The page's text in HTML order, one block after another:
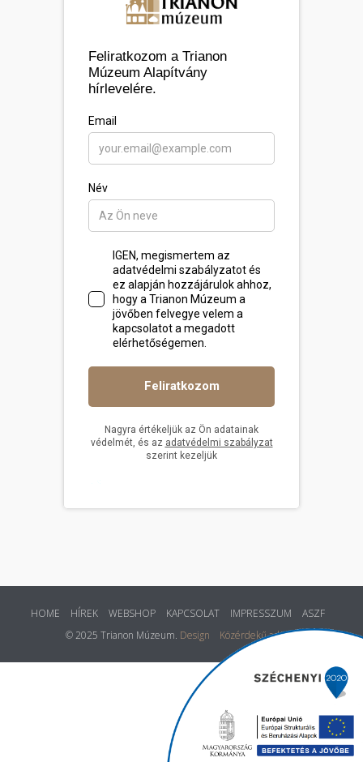
HOME HÍREK WEBSHOP KAPCSOLAT IMPRESSZUM
ASZF
© 2025 Trianon Múzeum. Design Közérdekű adatok